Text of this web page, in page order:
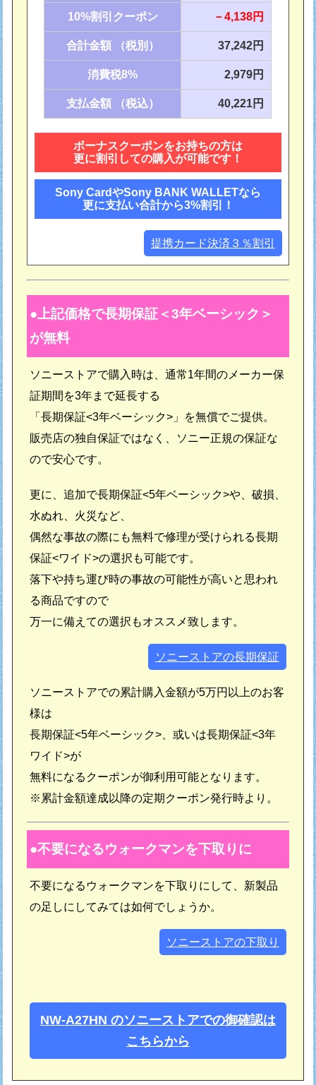
10%割引クーポン －4,138円
合計金額 （税別） 37,242円
消費税8% 2,979円
支払金額 （税込） 40,221円
ボーナスクーポンをお持ちの方は
更に割引しての購入が可能です！
Sony CardやSony BANK WALLETなら
更に支払い合計から3%割引！
提携カード決済３％割引
上記価格で長期保証＜3年ベーシック＞
が無料
ソニーストアで購入時は、通常1年間のメーカー保
証期間を3年まで延長する
「長期保証<3年ベーシック>」を無償でご提供。
販売店の独自保証ではなく、ソニー正規の保証な
ので安心です。
更に、追加で長期保証<5年ベーシック>や、破損、
水ぬれ、火災など、
偶然な事故の際にも無料で修理が受けられる長期
保証<ワイド>の選択も可能です。
落下や持ち運び時の事故の可能性が高いと思われ
る商品ですので
万一に備えての選択もオススメ致します。
ソニーストアの長期保証
ソニーストアでの累計購入金額が5万円以上のお客
様は
長期保証<5年ベーシック>、或いは長期保証<3年
ワイド>が
無料になるクーポンが御利用可能となります。
※累計金額達成以降の定期クーポン発行時より。
不要になるウォークマンを下取りに
不要になるウォークマンを下取りにして、新製品
の足しにしてみては如何でしょうか。
ソニーストアの下取り
NW-A27HN のソニーストアでの御確認は
こちらから